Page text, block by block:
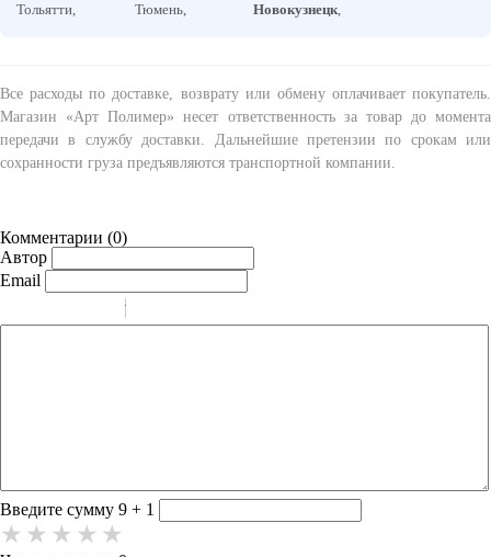
Тольятти,
Тюмень,
Новокузнецк,
Все расходы по доставке, возврату или обмену оплачивает покупатель.
Магазин «Арт Полимер» несет ответственность за товар до момента
передачи в службу доставки. Дальнейшие претензии по срокам или
сохранности груза предъявляются транспортной компании.
Комментарии (0)
Автор
Email
-
-
-
Введите сумму 9 + 1